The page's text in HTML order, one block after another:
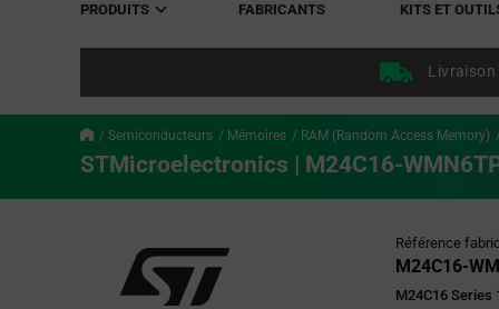
PRODUITS FABRICANTS KITS ET
Livraison
Semiconducteurs Mémoires RAM (Random Access Memory)
STMicroelectronics | M24C16-
Référence
M24C16-
M24C16 Series